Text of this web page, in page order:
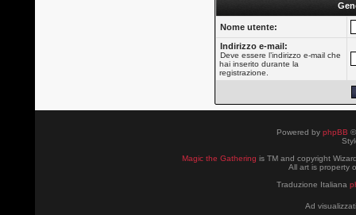
Nome utente:
Indirizzo e-mail:
Deve essere l’indirizzo e-mail che
hai inserito durante la
registrazione.
Powered by phpBB
Magic the Gathering is TM and copyright
All art is property
Traduzione Italiana
Ad